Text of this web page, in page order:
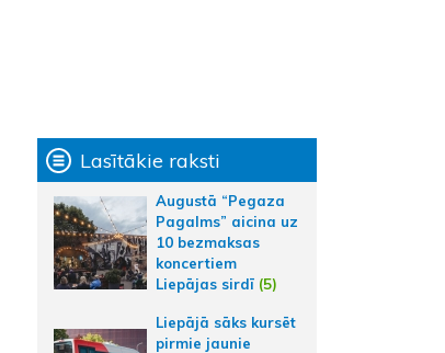
Lasītākie raksti
Augustā “Pegaza
Pagalms” aicina uz
10 bezmaksas
koncertiem
Liepājas sirdī (5)
Liepājā sāks kursēt
pirmie jaunie